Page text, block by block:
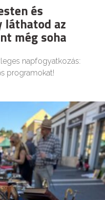
és
láthatod az
még soha
napfogyatkozás:
programokat!